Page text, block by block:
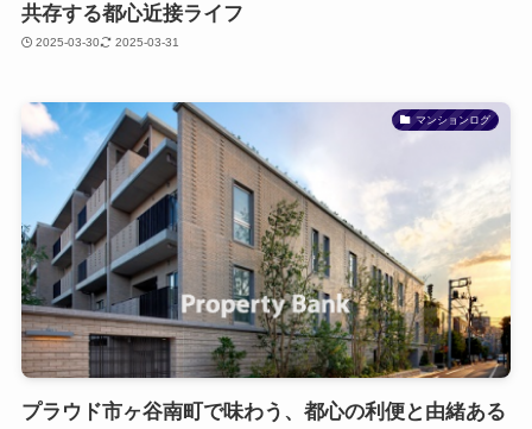
共存する都心近接ライフ
2025-03-30 2025-03-31
マンションログ
プラウド市ヶ谷南町で味わう、都心の利便と由緒ある